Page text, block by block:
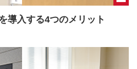
導入する4つのメリット